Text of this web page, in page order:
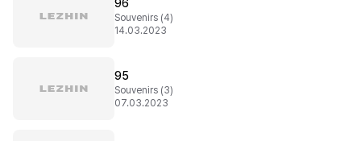
96
Souvenirs (4)
14.03.2023
95
Souvenirs (3)
07.03.2023